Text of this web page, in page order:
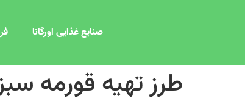
صنایع غذایی اورگانا
طرز تهیه قورمه